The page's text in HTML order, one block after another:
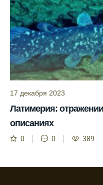
результатов.
Сегодня у меня
благодаря
Прогноз клева
помогает мне
рыбалки в
Я скачал
знаю, когда
Рыболовный
ловли
17 декабря 2023
Латимерия:
описаниях
0 0 389